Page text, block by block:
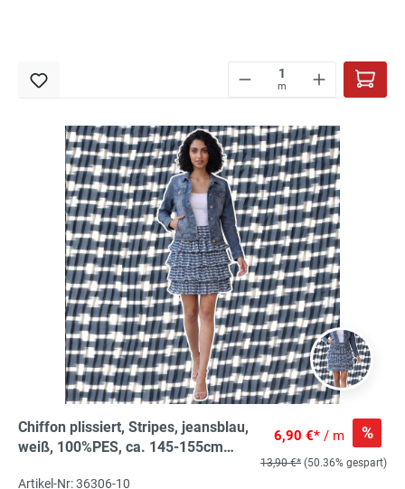
m
Chiffon plissiert, Stripes, jeansblau,
weiß, 100%PES, ca. 145-155cm
6,90 €* / m %
13,90 €* (50.36% gespart)
Artikel-Nr: 36306-10